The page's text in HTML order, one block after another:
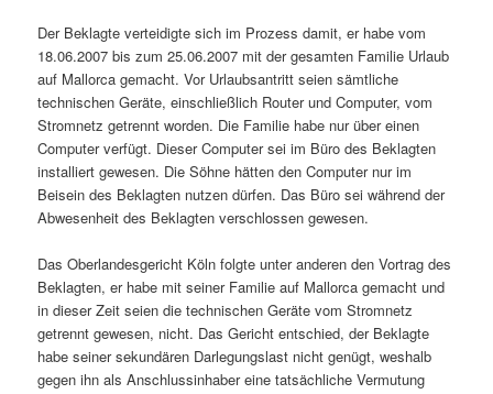
Der Beklagte verteidigte sich im Prozess damit, er habe vom
18.06.2007 bis zum 25.06.2007 mit der gesamten Familie Urlaub
auf Mallorca gemacht. Vor Urlaubsantritt seien sämtliche
technischen Geräte, einschließlich Router und Computer, vom
Stromnetz getrennt worden. Die Familie habe nur über einen
Computer verfügt. Dieser Computer sei im Büro des Beklagten
installiert gewesen. Die Söhne hätten den Computer nur im
Beisein des Beklagten nutzen dürfen. Das Büro sei während der
Abwesenheit des Beklagten verschlossen gewesen.
Das Oberlandesgericht Köln folgte unter anderen den Vortrag des
Beklagten, er habe mit seiner Familie auf Mallorca gemacht und
in dieser Zeit seien die technischen Geräte vom Stromnetz
getrennt gewesen, nicht. Das Gericht entschied, der Beklagte
habe seiner sekundären Darlegungslast nicht genügt, weshalb
gegen ihn als Anschlussinhaber eine tatsächliche Vermutung